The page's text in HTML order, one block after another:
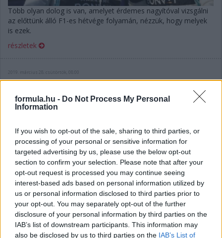
formula.hu - Do Not Process My Personal
Information
If you wish to opt-out of the sale, sharing to third parties, or
processing of your personal or sensitive information for
targeted advertising by us, please use the below opt-out
section to confirm your selection. Please note that after your
opt-out request is processed you may continue seeing
interest-based ads based on personal information utilized by
us or personal information disclosed to third parties prior to
your opt-out. You may separately opt-out of the further
disclosure of your personal information by third parties on the
IAB’s list of downstream participants. This information may
also be disclosed by us to third parties on the IAB’s List of
Több olyan dolog is van, amelyet érdemes nagyítóval vizsgálni
az előttünk álló F1-es hétvége folyamán, nézzük, hogy melyek
is ezek.
részletek
2019. március 28. csütörtök, 08:00